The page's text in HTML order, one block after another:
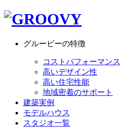
グルービーの特徴
コストパフォーマンス
高いデザイン性
高い住宅性能
地域密着のサポート
建築実例
モデルハウス
スタジオ一覧